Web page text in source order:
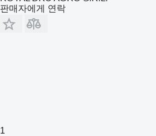
판매자에게 연락
1